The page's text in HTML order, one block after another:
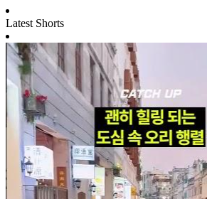
Latest Shorts